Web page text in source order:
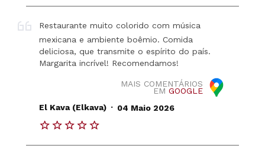
Restaurante muito colorido com música
mexicana e ambiente boêmio. Comida
deliciosa, que transmite o espírito do país.
Margarita incrível! Recomendamos!
MAIS COMENTÁRIOS
EM GOOGLE
El Kava (Elkava) . 04 Maio 2026